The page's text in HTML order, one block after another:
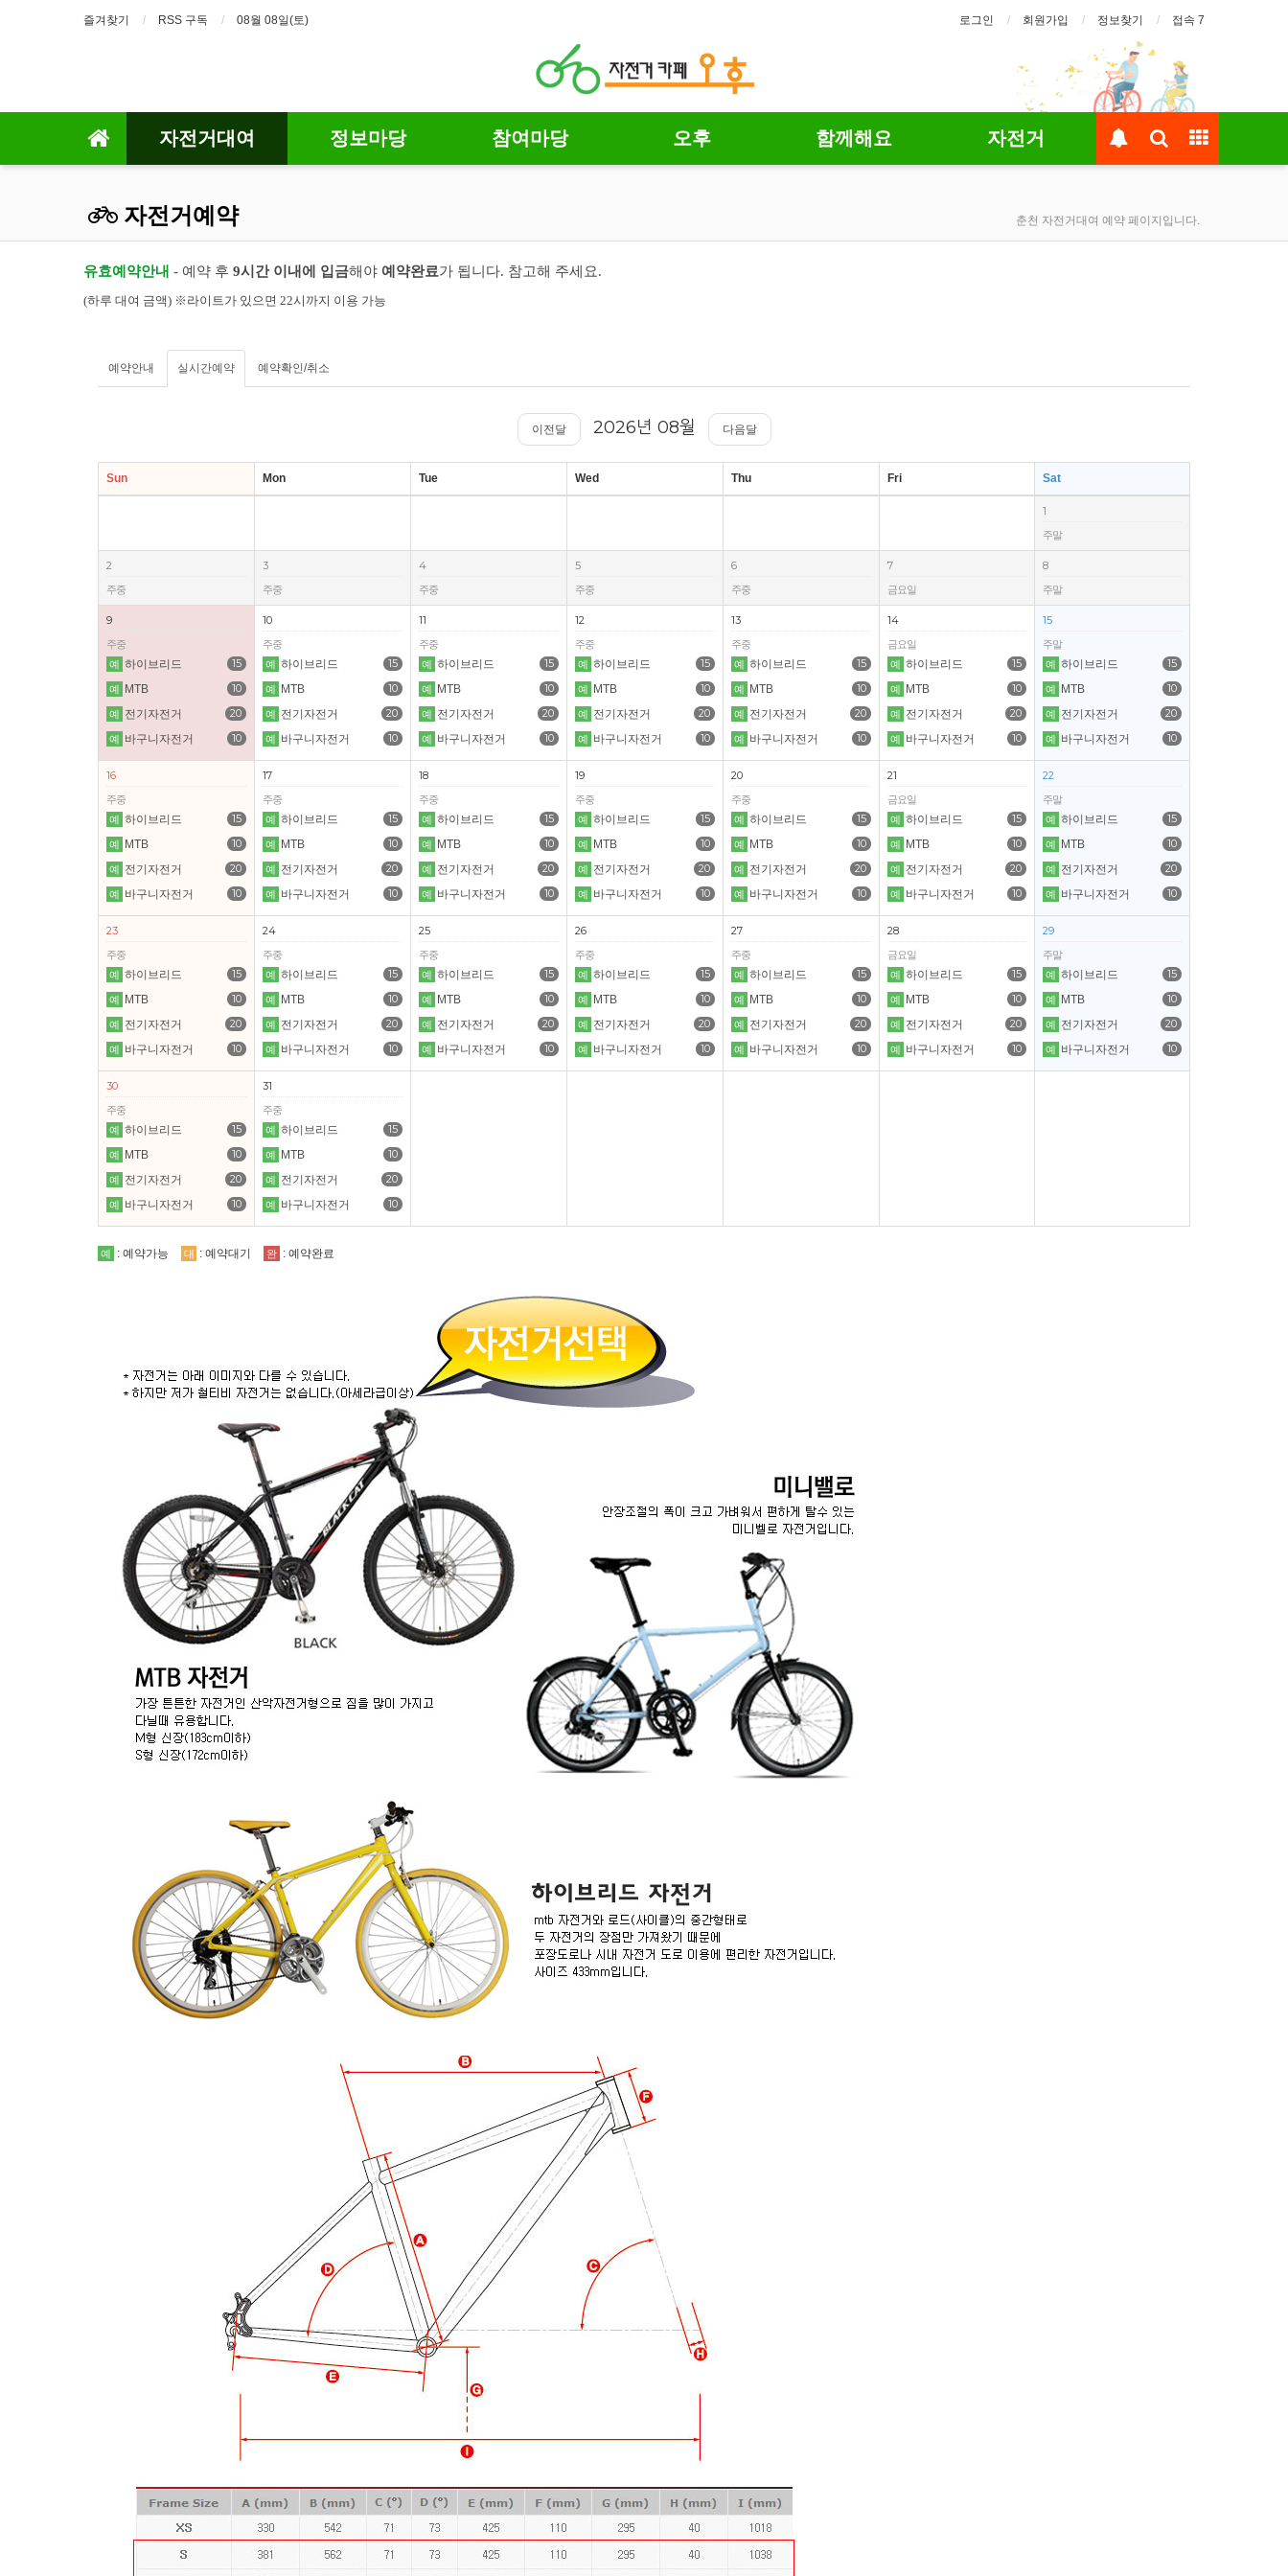
즐겨찾기 RSS 구독 08월 08일(토) 로그인 회원가입 정보찾기 접속 7
자전거대여 정보마당 참여마당 오후 함께해요 자전거
자전거예약 춘천 자전거대여 예약 페이지입니다.
유효예약안내 - 예약 후 9시간 이내에 입금해야 예약완료가 됩니다. 참고해 주세요.
(하루 대여 금액) ※라이트가 있으면 22시까지 이용 가능
예약안내 실시간예약 예약확인/취소
이전달 2026년 08월 다음달
Sun Mon Tue Wed Thu Fri Sat
1
주말
2
주중
3
주중
4
주중
5
주중
6
주중
7
금요일
8
주말
9
주중
15
예 하이브리드
10
예
MTB
20
예 전기자전거
10
예 바구니자전거
10
주중
15
예 하이브리드
10
예
MTB
20
예 전기자전거
10
예 바구니자전거
11
주중
15
예 하이브리드
10
예
MTB
20
예 전기자전거
10
예 바구니자전거
12
주중
15
예 하이브리드
10
예
MTB
20
예 전기자전거
10
예 바구니자전거
13
주중
15
예 하이브리드
10
예
MTB
20
예 전기자전거
10
예 바구니자전거
14
금요일
15
예 하이브리드
10
예
MTB
20
예 전기자전거
10
예 바구니자전거
15
주말
15
예 하이브리드
10
예
MTB
20
예 전기자전거
10
예 바구니자전거
16
주중
15
예 하이브리드
10
예
MTB
20
예 전기자전거
10
예 바구니자전거
17
주중
15
예 하이브리드
10
예
MTB
20
예 전기자전거
10
예 바구니자전거
18
주중
15
예 하이브리드
10
예
MTB
20
예 전기자전거
10
예 바구니자전거
19
주중
15
예 하이브리드
10
예
MTB
20
예 전기자전거
10
예 바구니자전거
20
주중
15
예 하이브리드
10
예
MTB
20
예 전기자전거
10
예 바구니자전거
21
금요일
15
예 하이브리드
10
예
MTB
20
예 전기자전거
10
예 바구니자전거
22
주말
15
예 하이브리드
10
예
MTB
20
예 전기자전거
10
예 바구니자전거
23
주중
15
예 하이브리드
10
예
MTB
20
예 전기자전거
10
예 바구니자전거
24
주중
15
예 하이브리드
10
예
MTB
20
예 전기자전거
10
예 바구니자전거
25
주중
15
예 하이브리드
10
예
MTB
20
예 전기자전거
10
예 바구니자전거
26
주중
15
예 하이브리드
10
예
MTB
20
예 전기자전거
10
예 바구니자전거
27
주중
15
예 하이브리드
10
예
MTB
20
예 전기자전거
10
예 바구니자전거
28
금요일
15
예 하이브리드
10
예
MTB
20
예 전기자전거
10
예 바구니자전거
29
주말
15
예 하이브리드
10
예
MTB
20
예 전기자전거
10
예 바구니자전거
30
주중
15
예 하이브리드
10
예
MTB
20
예 전기자전거
10
예 바구니자전거
31
주중
15
예 하이브리드
10
예
MTB
20
예 전기자전거
10
예 바구니자전거
예 : 예약가능 대 : 예약대기 완 : 예약완료